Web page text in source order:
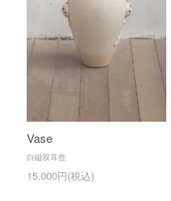
Vase
白磁双耳壺
15,000円(税込)